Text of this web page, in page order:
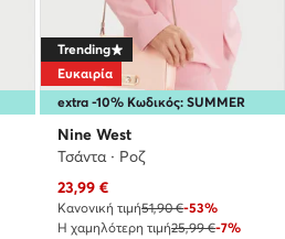
extra -10% Κωδικός: SUMMER
Trending
Ευκαιρία
Nine West
Τσάντα · Ροζ
Τρέχουσα τιμή
23,99 €
Κανονική τιμή51,90 €-53%
Η χαμηλότερη τιμή25,99 €-7%